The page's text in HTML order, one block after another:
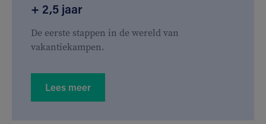
+ 2,5 jaar
De eerste stappen in de wereld van
vakantiekampen.
Lees meer